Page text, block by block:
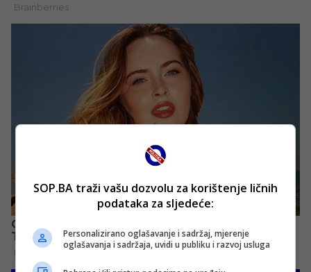
SOP.BA traži vašu dozvolu za korištenje ličnih
podataka za sljedeće:
Personalizirano oglašavanje i sadržaj, mjerenje
oglašavanja i sadržaja, uvidi u publiku i razvoj usluga